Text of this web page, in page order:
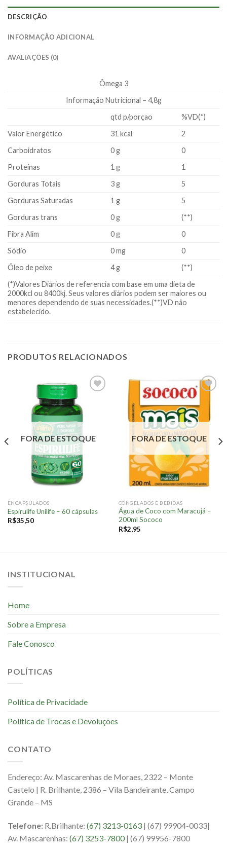
DESCRIÇÃO
INFORMAÇÃO ADICIONAL
AVALIAÇÕES (0)
Ômega 3
Informação Nutricional – 4,8g
qtd p/porçao
%VD(*)
Valor Energético
31 kcal
2
Carboidratos
0 g
0
Proteínas
1 g
1
Gorduras Totais
3 g
5
Gorduras Saturadas
1 g
5
Gorduras trans
0 g
(**)
Fibra Alim
0 g
0
Sódio
0 mg
0
Óleo de peixe
4 g
(**)
(*)Valores Diários de referencia com base em uma dieta de
2000kcl ou 8400kj. Seus valores diários podem ser maiores ou
menores dependendo de suas necessidades.(**)VD não
estabelecido.
PRODUTOS RELACIONADOS
Adicionar
FORA DE ESTOQUE
ENCAPSULADOS
Espirulife Unilife – 60 cápsulas
R$35,50
Adicionar
à lista.
FORA DE ESTOQUE
CONGELADOS E BEBIDAS
Água de Coco com Maracujá –
200ml Sococo
R$2,95
INSTITUCIONAL
Home
Sobre a Empresa
Fale Conosco
POLÍTICAS
Política de Privacidade
Política de Trocas e Devoluções
CONTATO
Endereço: Av. Mascarenhas de Moraes, 2322 – Monte
Castelo | R. Brilhante, 2386 – Vila Bandeirante, Campo
Grande – MS
Telefone: R.Brilhante: (67) 3213-0163 | (67) 99904-0033|
Av. Mascarenhas: (67) 3253-7800 | (67) 99956-7800